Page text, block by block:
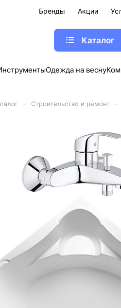
Бренды Акции
Каталог
Одежда на весну
Строительство и ремонт